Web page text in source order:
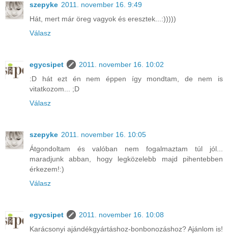
szepyke 2011. november 16. 9:49
Hát, mert már öreg vagyok és eresztek...:)))))
Válasz
egycsipet
2011. november 16. 10:02
:D hát ezt én nem éppen így mondtam, de nem is
vitatkozom... ;D
Válasz
szepyke 2011. november 16. 10:05
Átgondoltam és valóban nem fogalmaztam túl jól...
maradjunk abban, hogy legközelebb majd pihentebben
érkezem!:)
Válasz
egycsipet
2011. november 16. 10:08
Karácsonyi ajándékgyártáshoz-bonbonozáshoz? Ajánlom is!